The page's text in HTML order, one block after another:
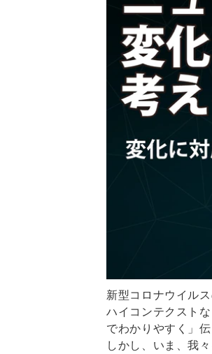
新型コロナウイル
ハイコンテクスト
でわかりやすく」
しかし、いま、我